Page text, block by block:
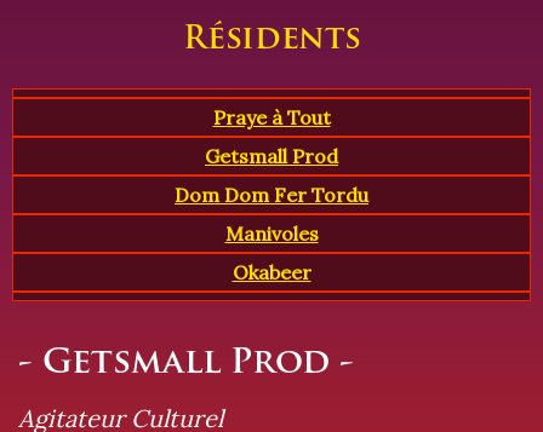
Résidents
Praye à Tout
Getsmall Prod
Dom Dom Fer Tordu
Manivoles
Okabeer
- Getsmall Prod -
Agitateur Culturel